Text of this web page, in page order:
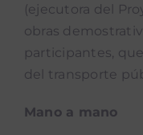
(ejecutora del
obras
participantes,
del transporte
Mano a mano